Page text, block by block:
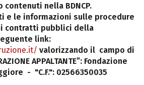
nella BDNCP.
e le informazioni sulle procedure
contratti pubblici della
link:
valorizzando il campo di
APPALTANTE”: Fondazione
- "C.F.": 02566350035